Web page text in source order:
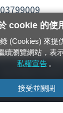
（市話、手機，僅
通安全政策 著作
cookie 的使
(Cookies) 來提
續瀏覽網站，表
私權宣告 。
接受並關閉